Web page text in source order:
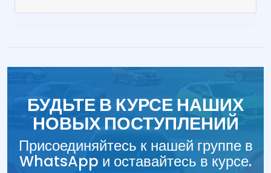
БУДЬТЕ В КУРСЕ НАШИХ
НОВЫХ ПОСТУПЛЕНИЙ
Присоединяйтесь к нашей группе в
WhatsApp и оставайтесь в курсе.